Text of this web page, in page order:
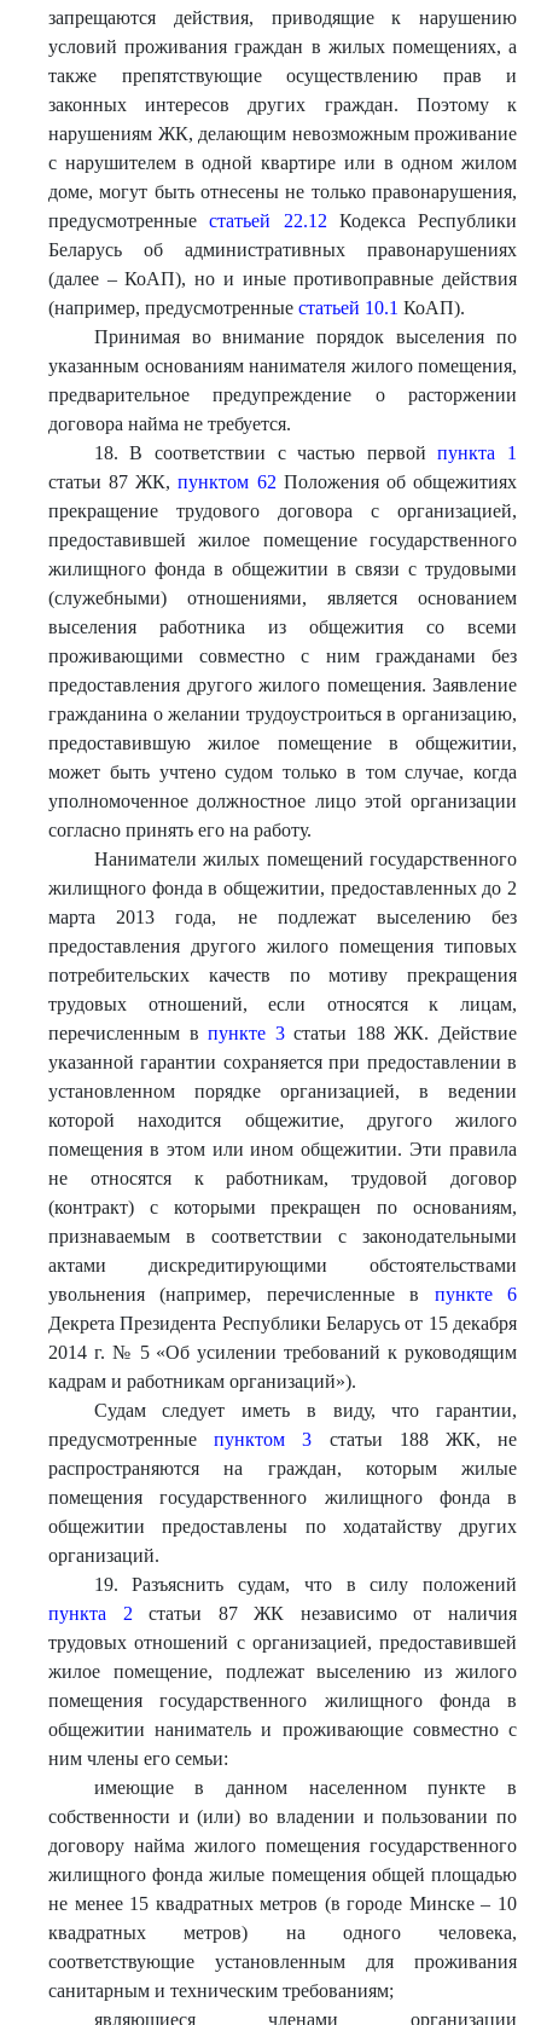
запрещаются действия, приводящие к нарушению
условий проживания граждан в жилых помещениях, а
также препятствующие осуществлению прав и
законных интересов других граждан. Поэтому к
нарушениям ЖК, делающим невозможным проживание
с нарушителем в одной квартире или в одном жилом
доме, могут быть отнесены не только правонарушения,
предусмотренныестатьей 22.12 Кодекса Республики
Беларусь об административных правонарушениях
(далее – КоАП), но и иные противоправные действия
(например, предусмотренные статьей 10.1 КоАП).
Принимая во внимание порядок выселения по
указанным основаниям нанимателя жилого помещения,
предварительное предупреждение о расторжении
договора найма не требуется.
18. В соответствии с частью первойпункта 1
статьи 87 ЖК,пунктом 62 Положения об общежитиях
прекращение трудового договора с организацией,
предоставившей жилое помещение государственного
жилищного фонда в общежитии в связи с трудовыми
(служебными) отношениями, является основанием
выселения работника из общежития со всеми
проживающими совместно с ним гражданами без
предоставления другого жилого помещения. Заявление
гражданина о желании трудоустроиться в организацию,
предоставившую жилое помещение в общежитии,
может быть учтено судом только в том случае, когда
уполномоченное должностное лицо этой организации
согласно принять его на работу.
Наниматели жилых помещений государственного
жилищного фонда в общежитии, предоставленных до 2
марта 2013 года, не подлежат выселению без
предоставления другого жилого помещения типовых
потребительских качеств по мотиву прекращения
трудовых отношений, если относятся к лицам,
перечисленным впункте 3статьи 188 ЖК. Действие
указанной гарантии сохраняется при предоставлении в
установленном порядке организацией, в ведении
которой находится общежитие, другого жилого
помещения в этом или ином общежитии. Эти правила
не относятся к работникам, трудовой договор
(контракт) с которыми прекращен по основаниям,
признаваемым в соответствии с законодательными
актами дискредитирующими обстоятельствами
увольнения (например, перечисленные в пункте 6
Декрета Президента Республики Беларусь от 15 декабря
2014 г. № 5 «Об усилении требований к руководящим
кадрам и работникам организаций»).
Судам следует иметь в виду, что гарантии,
предусмотренныепунктом 3 статьи 188 ЖК, не
распространяются на граждан, которым жилые
помещения государственного жилищного фонда в
общежитии предоставлены по ходатайству других
организаций.
19. Разъяснить судам, что в силу положений
пункта 2 статьи 87 ЖК независимо от наличия
трудовых отношений с организацией, предоставившей
жилое помещение, подлежат выселению из жилого
помещения государственного жилищного фонда в
общежитии наниматель и проживающие совместно с
ним члены его семьи:
имеющие в данном населенном пункте в
собственности и (или) во владении и пользовании по
договору найма жилого помещения государственного
жилищного фонда жилые помещения общей площадью
не менее 15 квадратных метров (в городе Минске – 10
квадратных метров) на одного человека,
соответствующие установленным для проживания
санитарным и техническим требованиям;
являющиеся членами организации